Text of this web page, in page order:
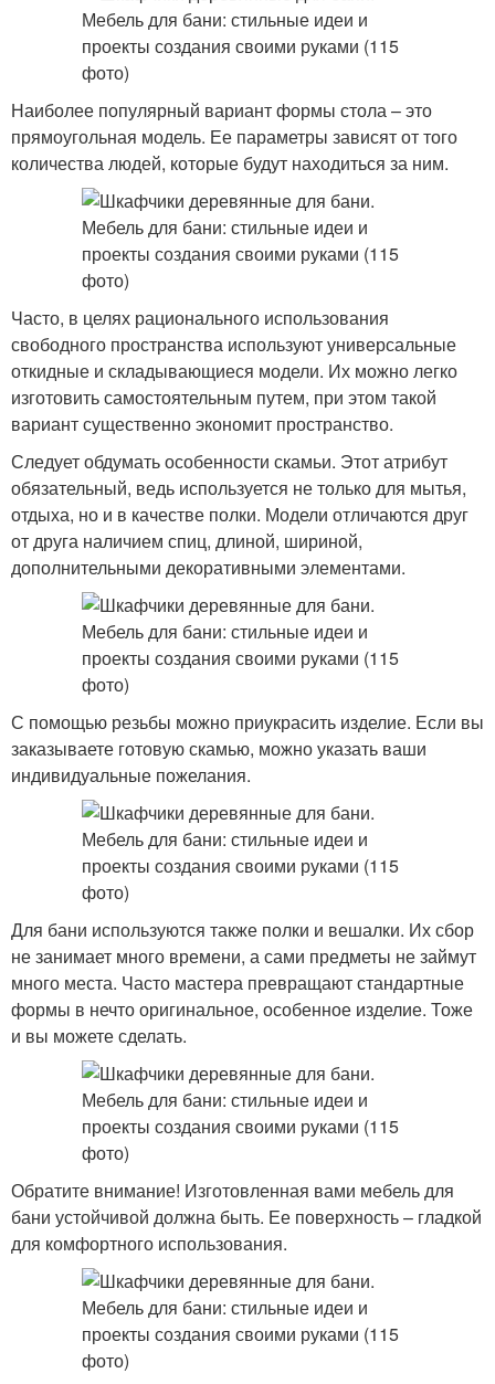
Наиболее популярный вариант формы стола – это
прямоугольная модель. Ее параметры зависят от того
количества людей, которые будут находиться за ним.
Часто, в целях рационального использования
свободного пространства используют универсальные
откидные и складывающиеся модели. Их можно легко
изготовить самостоятельным путем, при этом такой
вариант существенно экономит пространство.
Следует обдумать особенности скамьи. Этот атрибут
обязательный, ведь используется не только для мытья,
отдыха, но и в качестве полки. Модели отличаются друг
от друга наличием спиц, длиной, шириной,
дополнительными декоративными элементами.
С помощью резьбы можно приукрасить изделие. Если вы
заказываете готовую скамью, можно указать ваши
индивидуальные пожелания.
Для бани используются также полки и вешалки. Их сбор
не занимает много времени, а сами предметы не займут
много места. Часто мастера превращают стандартные
формы в нечто оригинальное, особенное изделие. Тоже
и вы можете сделать.
Обратите внимание! Изготовленная вами мебель для
бани устойчивой должна быть. Ее поверхность – гладкой
для комфортного использования.